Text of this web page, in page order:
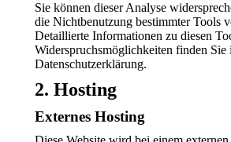
Sie können dieser Analyse
die Nichtbenutzung bestimmter Tools
Detaillierte Informationen zu diesen
Widerspruchsmöglichkeiten finden Sie
Datenschutzerklärung.
2. Hosting
Externes Hosting